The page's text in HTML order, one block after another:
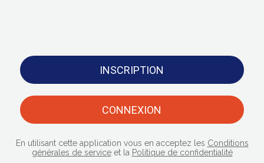
INSCRIPTION
CONNEXION
En utilisant cette application vous en acceptez les Conditions
générales de serviceet la Politique de confidentialité